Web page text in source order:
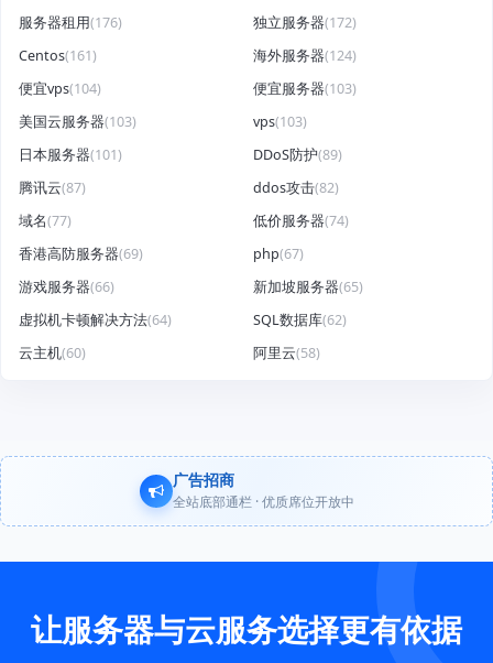
服务器租用(176) 独立服务器(172)
Centos(161) 海外服务器(124)
便宜vps(104) 便宜服务器(103)
美国云服务器(103) vps(103)
日本服务器(101) DDoS防护(89)
腾讯云(87) ddos攻击(82)
域名(77) 低价服务器(74)
香港高防服务器(69) php(67)
游戏服务器(66) 新加坡服务器(65)
虚拟机卡顿解决方法(64) SQL数据库(62)
云主机(60) 阿里云(58)
广告招商
全站底部通栏 · 优质席位开放中
让服务器与云服务选择更有依据